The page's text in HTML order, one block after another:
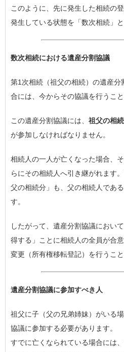
このように、先に発生した相続の
発生している状態を「数次相続」と
数次相続における遺産分割協議
第1次相続（祖父の相続）の遺産
合には、今からその協議を行うこ
この遺産分割協議には、 祖父の相
が参加しなければなりません。
相続人の一人が亡くなった場合、
らにその相続人へ引き継がれます
父の相続分」も、父の相続人であ
す。
したがって、遺産分割協議におい
得する」ことに相続人の全員が合
変更（所有権移転登記）を行うこ
遺産分割協議に参加すべき人
祖父に子（父の兄弟姉妹）がいる
協議に参加する必要があります。
すでに亡くなられている場合には